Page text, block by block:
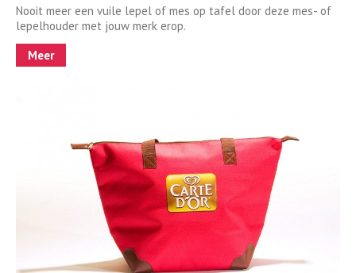
Nooit meer een vuile lepel of mes op tafel door deze mes- of
lepelhouder met jouw merk erop.
Meer